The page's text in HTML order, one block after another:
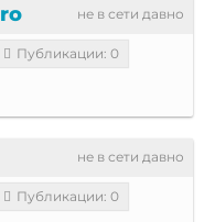
не в сети давно
Публикации: 0
не в сети давно
Публикации: 0